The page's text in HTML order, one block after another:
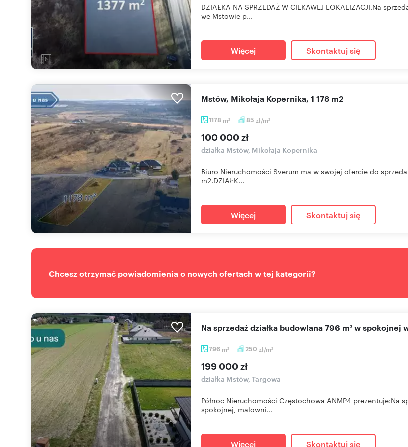
DZIAŁKA NA SPRZEDAŻ W CIEKAWEJ LOKALIZACJI.Na
we Mstowie p...
Więcej Skontaktuj się
1178 m2 85 zł/m2
Mstów, Mikołaja Kopernika, 1 178 m2
100 000 zł
działka Mstów, Mikołaja Kopernika
Biuro Nieruchomości Sverum ma w swojej ofercie do
m2.DZIAŁK...
Więcej Skontaktuj się
Chcesz otrzymać powiadomienia o nowych ofertach w tej kategorii?
796 m2 250 zł/m2
Na sprzedaż działka budowlana 796 m² w spokojnej
199 000 zł
działka Mstów, Targowa
Północ Nieruchomości Częstochowa ANMP4 prezentuje:Na
spokojnej, malowni...
Więcej Skontaktuj się